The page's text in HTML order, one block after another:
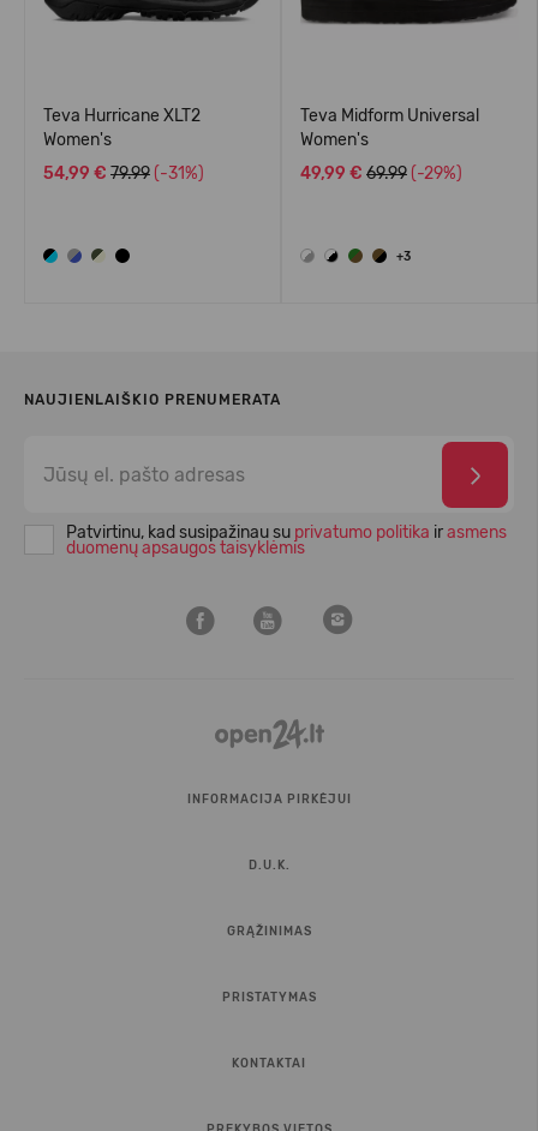
Teva Hurricane XLT2
Women's
54,99 € 79.99 (-31%)
Teva Midform Universal
Women's
49,99 € 69.99 (-29%)
+3
NAUJIENLAIŠKIO PRENUMERATA
Patvirtinu, kad susipažinau su privatumo politika irasmens
duomenų apsaugos taisyklėmis
INFORMACIJA PIRKĖJUI
D.U.K.
GRĄŽINIMAS
PRISTATYMAS
KONTAKTAI